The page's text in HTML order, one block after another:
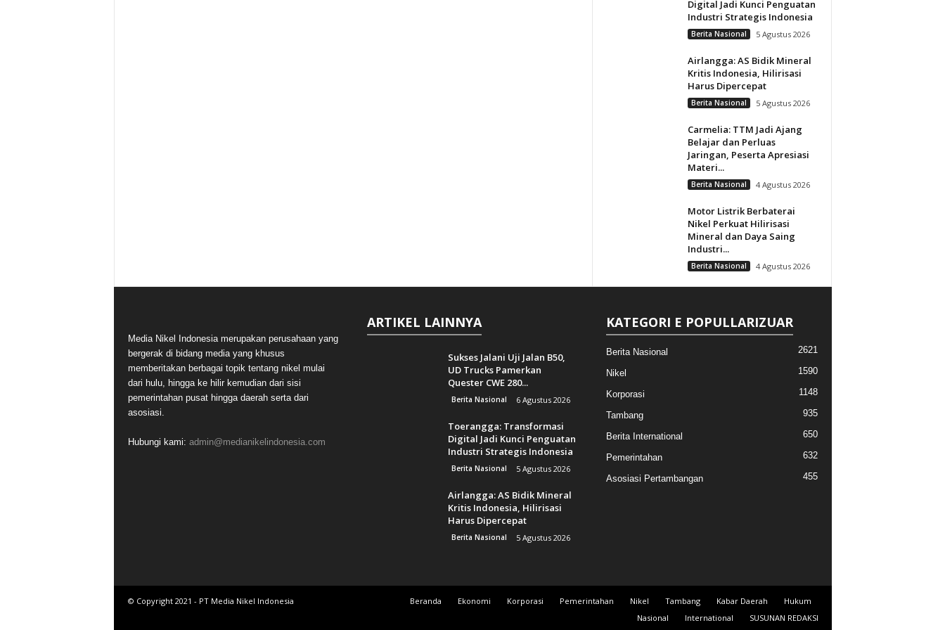
Digital Jadi Kunci Penguatan
Industri Strategis Indonesia
Berita Nasional 5 Agustus 2026
Airlangga: AS Bidik Mineral
Kritis Indonesia, Hilirisasi
Harus Dipercepat
Berita Nasional 5 Agustus 2026
Carmelia: TTM Jadi Ajang
Belajar dan Perluas
Jaringan, Peserta Apresiasi
Materi...
Berita Nasional 4 Agustus 2026
Motor Listrik Berbaterai
Nikel Perkuat Hilirisasi
Mineral dan Daya Saing
Industri...
Berita Nasional 4 Agustus 2026
Media Nikel Indonesia merupakan perusahaan yang
bergerak di bidang media yang khusus
memberitakan berbagai topik tentang nikel mulai
dari hulu, hingga ke hilir kemudian dari sisi
pemerintahan pusat hingga daerah serta dari
asosiasi.
Hubungi kami: admin@medianikelindonesia.com
ARTIKEL LAINNYA
Sukses Jalani Uji Jalan B50,
UD Trucks Pamerkan
Quester CWE 280...
Berita Nasional 6 Agustus 2026
Toerangga: Transformasi
Digital Jadi Kunci Penguatan
Industri Strategis Indonesia
Berita Nasional 5 Agustus 2026
Airlangga: AS Bidik Mineral
Kritis Indonesia, Hilirisasi
Harus Dipercepat
Berita Nasional 5 Agustus 2026
KATEGORI E POPULLARIZUAR
Berita Nasional 2621
Nikel 1590
Korporasi 1148
Tambang 935
Berita International 650
Pemerintahan 632
Asosiasi Pertambangan 455
Beranda Ekonomi Korporasi Pemerintahan Nikel Tambang Kabar Daerah
Hukum
Nasional
International SUSUNAN REDAKSI
© Copyright 2021 - PT Media Nikel Indonesia